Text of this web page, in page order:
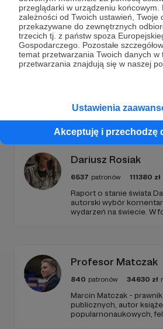
przeglądarki w urządzeniu końcowym.
zależności od Twoich ustawień, Twoje
przekazywane do zewnętrznych
trzecich tj. z państw spoza
Gospodarczego. Pozostałe
temat przetwarzania Twoich danych w
przetwarzania znajdują się w naszej
Ustawienia
Akceptuję i przechodzę
Wesprzyj działalność Autora
Zostań
Promowani autorzy
Dariusz Rosiak
6537 patronów 111380 zł
Raport o stanie świata
autorski wybór
wydarzeń na świecie. W
Profesor Matczak
840 patronów 34630 zł
Marcin Matczak -
publicznych, autor
popularnonaukowych,